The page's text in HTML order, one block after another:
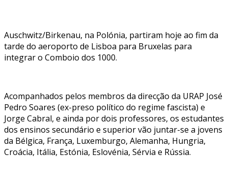
Auschwitz/Birkenau, na Polónia, partiram hoje ao fim da
tarde do aeroporto de Lisboa para Bruxelas para
integrar o Comboio dos 1000.
Acompanhados pelos membros da direcção da URAP José
Pedro Soares (ex-preso político do regime fascista) e
Jorge Cabral, e ainda por dois professores, os estudantes
dos ensinos secundário e superior vão juntar-se a jovens
da Bélgica, França, Luxemburgo, Alemanha, Hungria,
Croácia, Itália, Estónia, Eslovénia, Sérvia e Rússia.